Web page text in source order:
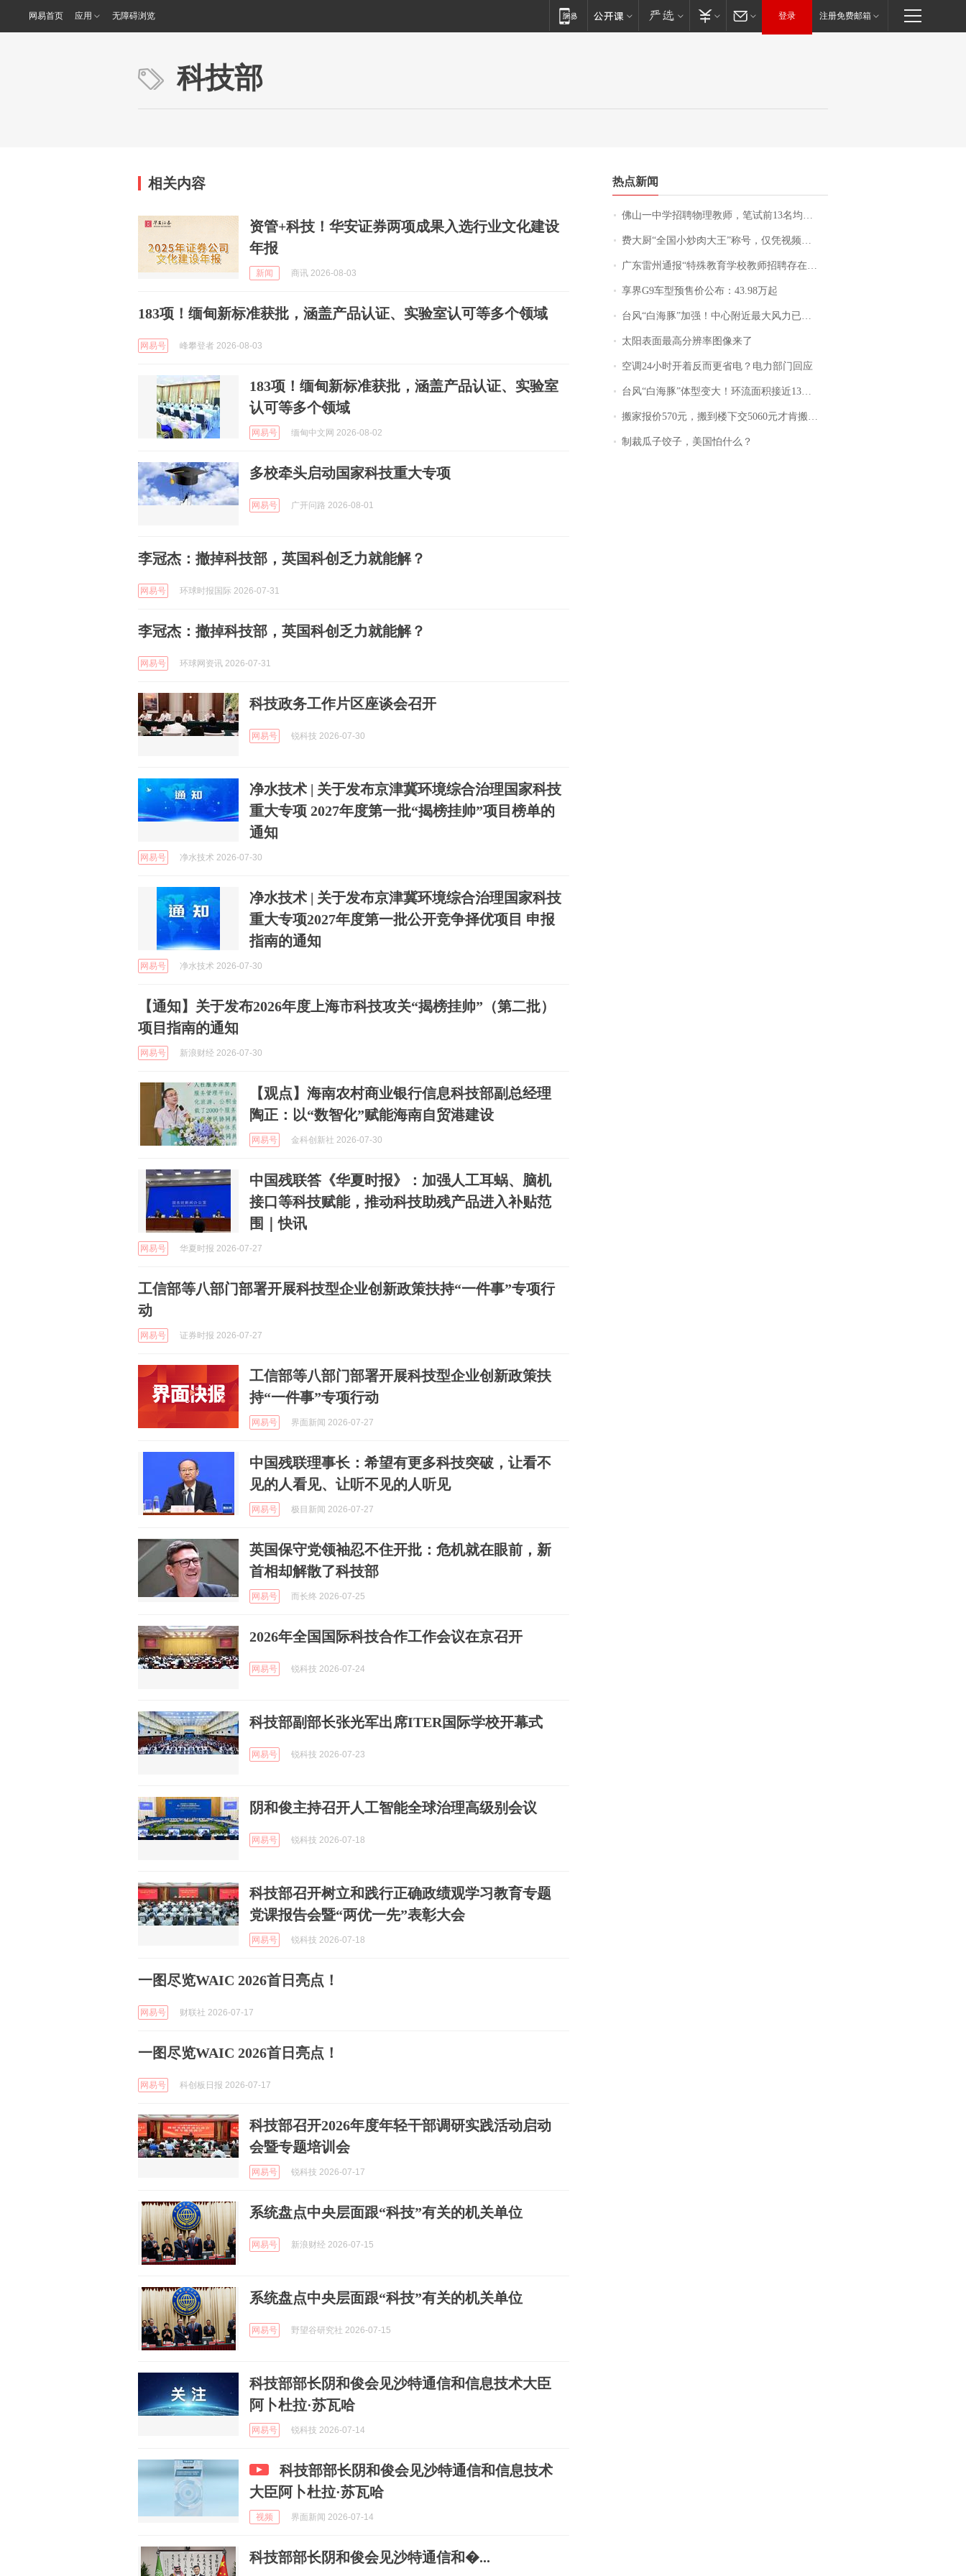
网易首页 应用 无障碍浏览 登录 注册免费邮箱
科技部
相关内容
资管+科技！华安证券两项成果入选行业文化建设
年报
新闻 商讯 2026-08-03
183项！缅甸新标准获批，涵盖产品认证、实验室认可等多个领域
网易号 峰攀登者 2026-08-03
183项！缅甸新标准获批，涵盖产品认证、实验室
认可等多个领域
网易号 缅甸中文网 2026-08-02
多校牵头启动国家科技重大专项
网易号 广开问路 2026-08-01
李冠杰：撤掉科技部，英国科创乏力就能解？
网易号 环球时报国际 2026-07-31
李冠杰：撤掉科技部，英国科创乏力就能解？
网易号 环球网资讯 2026-07-31
科技政务工作片区座谈会召开
网易号 锐科技 2026-07-30
净水技术 | 关于发布京津冀环境综合治理国家科技
重大专项 2027年度第一批“揭榜挂帅”项目榜单的
通知
网易号 净水技术 2026-07-30
净水技术 | 关于发布京津冀环境综合治理国家科技
重大专项2027年度第一批公开竞争择优项目 申报
指南的通知
网易号 净水技术 2026-07-30
【通知】关于发布2026年度上海市科技攻关“揭榜挂帅”（第二批）
项目指南的通知
网易号 新浪财经 2026-07-30
【观点】海南农村商业银行信息科技部副总经理
陶正：以“数智化”赋能海南自贸港建设
网易号 金科创新社 2026-07-30
中国残联答《华夏时报》：加强人工耳蜗、脑机
接口等科技赋能，推动科技助残产品进入补贴范
围｜快讯
网易号 华夏时报 2026-07-27
工信部等八部门部署开展科技型企业创新政策扶持“一件事”专项行
动
网易号 证券时报 2026-07-27
工信部等八部门部署开展科技型企业创新政策扶
持“一件事”专项行动
网易号 界面新闻 2026-07-27
中国残联理事长：希望有更多科技突破，让看不
见的人看见、让听不见的人听见
网易号 极目新闻 2026-07-27
英国保守党领袖忍不住开批：危机就在眼前，新
首相却解散了科技部
网易号 而长终 2026-07-25
2026年全国国际科技合作工作会议在京召开
网易号 锐科技 2026-07-24
科技部副部长张光军出席ITER国际学校开幕式
网易号 锐科技 2026-07-23
阴和俊主持召开人工智能全球治理高级别会议
网易号 锐科技 2026-07-18
科技部召开树立和践行正确政绩观学习教育专题
党课报告会暨“两优一先”表彰大会
网易号 锐科技 2026-07-18
一图尽览WAIC 2026首日亮点！
网易号 财联社 2026-07-17
一图尽览WAIC 2026首日亮点！
网易号 科创板日报 2026-07-17
科技部召开2026年度年轻干部调研实践活动启动
会暨专题培训会
网易号 锐科技 2026-07-17
系统盘点中央层面跟“科技”有关的机关单位
网易号 新浪财经 2026-07-15
系统盘点中央层面跟“科技”有关的机关单位
网易号 野望谷研究社 2026-07-15
科技部部长阴和俊会见沙特通信和信息技术大臣
阿卜杜拉·苏瓦哈
网易号 锐科技 2026-07-14
科技部部长阴和俊会见沙特通信和信息技术
大臣阿卜杜拉·苏瓦哈
视频 界面新闻 2026-07-14
科技部部长阴和俊会见沙特通信和�...
热点新闻
佛山一中学招聘物理教师，笔试前13名均遭淘汰？教育局：已叫停招聘，成立调查组全面核查
费大厨“全国小炒肉大王”称号，仅凭视频评出？中国烹饪协会回应
广东雷州通报“特殊教育学校教师招聘存在违规行为”：已启动问责程序 副校长被停职
享界G9车型预售价公布：43.98万起
台风“白海豚”加强！中心附近最大风力已达15级 最新研判
太阳表面最高分辨率图像来了
空调24小时开着反而更省电？电力部门回应
台风“白海豚”体型变大！环流面积接近13个浙江那么大
搬家报价570元，搬到楼下交5060元才肯搬上楼！女子傻眼了……
制裁瓜子饺子，美国怕什么？